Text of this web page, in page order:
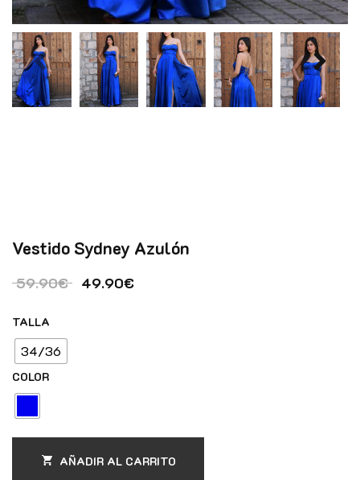
Vestido Sydney Azulón
59.90€ El precio original era: 59.90€.
49.90€El precio actual es: 49.90€.
TALLA
34/36
COLOR
AÑADIR AL CARRITO